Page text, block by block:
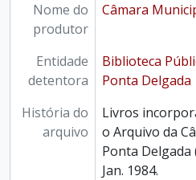
Nome do
produtor
Câmara
Entidade
detentora
Biblioteca
Ponta Delgada
História do
arquivo
Livros
o Arquivo da
Ponta
Jan. 1984.